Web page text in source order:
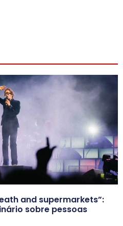
and supermarkets”:
sobre pessoas